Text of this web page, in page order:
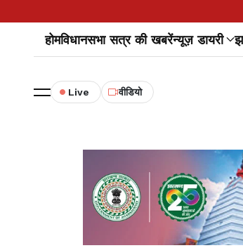
होमविधानसभा सत्र की खबरेंन्यूज़ डायरी
Live वीडियो